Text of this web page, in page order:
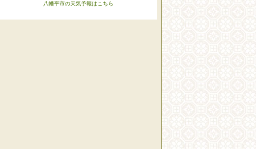
八幡平市の天気予報はこちら